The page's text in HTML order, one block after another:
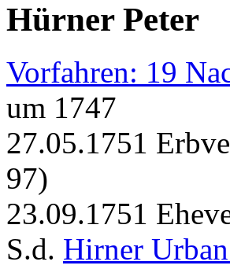
Hürner Peter
Vorfahren: 19
um 1747
27.05.1751
97)
23.09.1751
S.d. Hirner Urban